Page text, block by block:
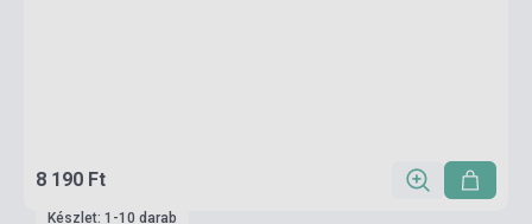
8 190 Ft
Készlet: 1-10 darab